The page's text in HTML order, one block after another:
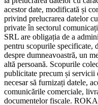
acestor date, modificată și
privind prelucrarea datelor
private în sectorul
SRL are obligația de a
pentru scopurile specificate,
despre dumneavoastră, un
altă persoană. Scopurile
publicitate precum și servicii
necesar să furnizați datele,
comunicările comerciale,
documentelor fiscale.